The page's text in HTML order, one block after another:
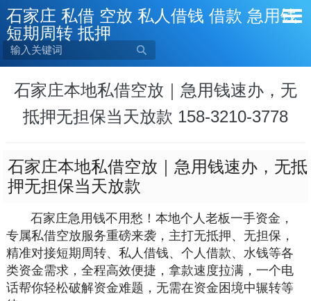
石家庄 私借 空放 私人借钱 借款 急用钱
短期周转 抵押

石家庄本地私借空放｜急用钱速办，无
抵押无担保当天放款 158-3210-3778
石家庄本地私借空放｜急用钱速办，无抵
押无担保当天放款
石家庄急用钱不用愁！本地个人老板一手资金，
专属私借空放服务重磅来袭，主打无抵押、无担保，
精准对接短期周转、私人借钱、个人借款、水钱等各
类资金需求，全程高效便捷，拿款速度拉满，一个电
话帮你轻松破解资金难题，无需在资金困境中辗转等